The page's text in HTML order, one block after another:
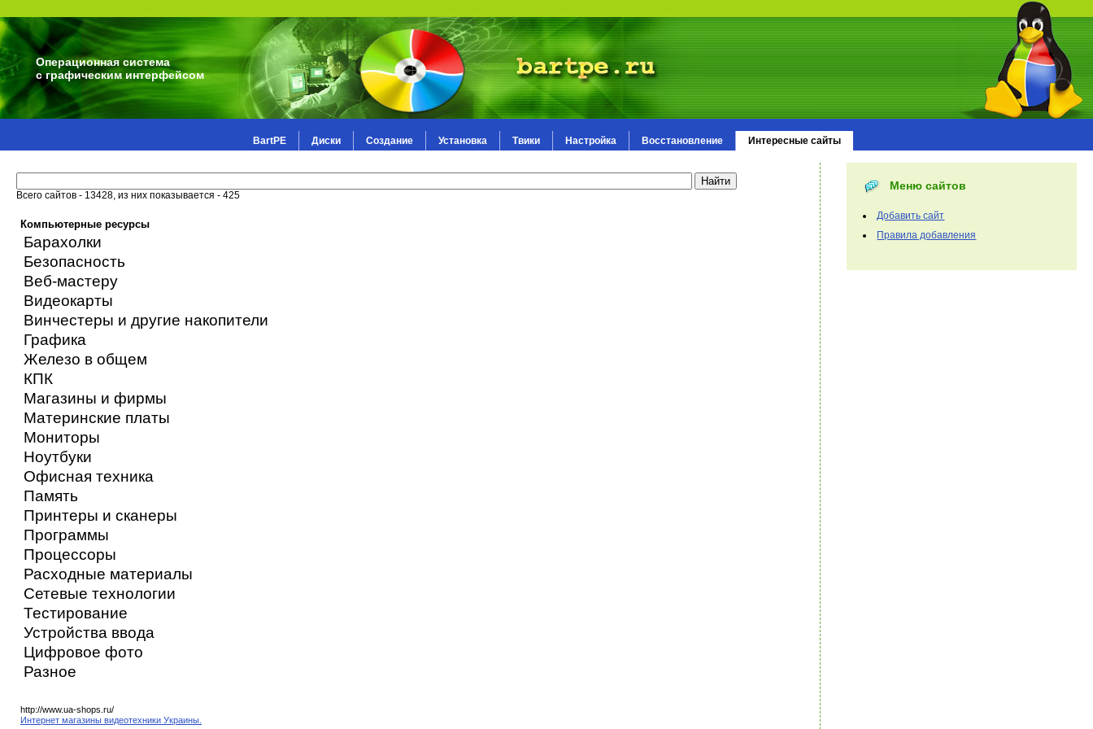
Операционная система
с графическим интерфейсом
BartPE Диски Создание Установка Твики Настройка Восстановление Интересные сайты
Всего сайтов - 13428, из них показывается - 425
Компьютерные ресурсы
Барахолки
Безопасность
Веб-мастеру
Видеокарты
Винчестеры и другие накопители
Графика
Железо в общем
КПК
Магазины и фирмы
Материнские платы
Мониторы
Ноутбуки
Офисная техника
Память
Принтеры и сканеры
Программы
Процессоры
Расходные материалы
Сетевые технологии
Тестирование
Устройства ввода
Цифровое фото
Разное
http://www.ua-shops.ru/
Интернет магазины видеотехники Украины.
Меню сайтов
Добавить сайт
Правила добавления